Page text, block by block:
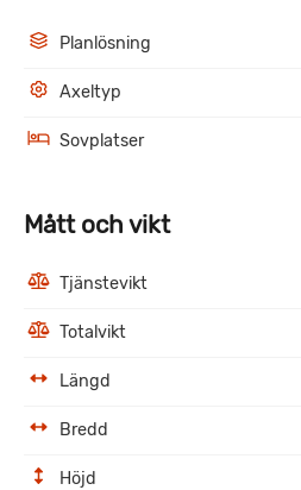
Planlösning
Axeltyp
Sovplatser
Mått och vikt
Tjänstevikt
Totalvikt
Längd
Bredd
Höjd